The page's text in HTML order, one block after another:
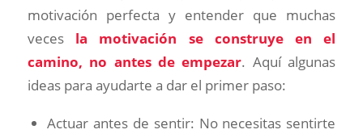
motivación perfecta y entender que muchas
veces la motivación se construye en el
camino, no antes de empezar. Aquí algunas
ideas para ayudarte a dar el primer paso:
Actuar antes de sentir: No necesitas sentirte